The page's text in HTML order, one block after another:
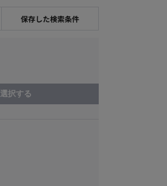
保存した検索条件
選択する